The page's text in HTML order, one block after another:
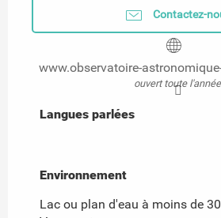
Contactez-
www.observatoire-
ouvert toute l'année
Langues parlées
Langues parlées
Environnement
Environnement
Lac ou plan d'eau à moins de